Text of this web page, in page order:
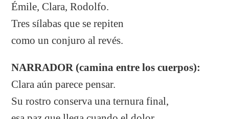
Émile, Clara, Rodolfo.
Tres sílabas que se repiten
como un conjuro al revés.
NARRADOR (camina entre los cuerpos):
Clara aún parece pensar.
Su rostro conserva una ternura final,